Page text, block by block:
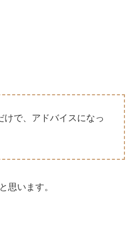
けで、アドバイスになっ
思います。